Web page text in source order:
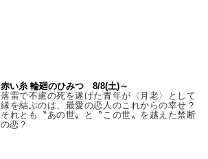
赤い糸 輪廻のひみつ 8/8(土)～
落雷で不慮の死を遂げた青年が〈月老〉として
縁を結ぶのは、最愛の恋人のこれからの幸せ？
それとも〝あの世〟と〝この世〟を越えた禁断
の恋？